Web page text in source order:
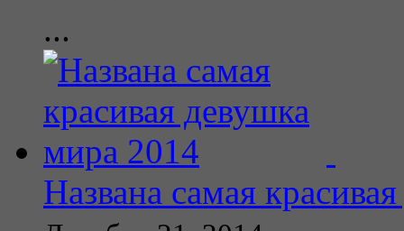
...
Названа самая